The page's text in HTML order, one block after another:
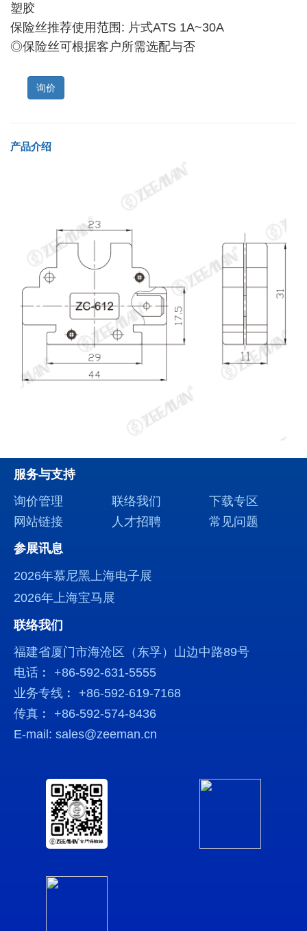
塑胶
保险丝推荐使用范围: 片式ATS 1A~30A
◎保险丝可根据客户所需选配与否
询价
产品介绍
服务与支持
询价管理
联络我们
下载专区
网站链接
人才招聘
常见问题
参展讯息
2026年慕尼黑上海电子展
2026年上海宝马展
联络我们
福建省厦门市海沧区（东孚）山边中路89号
电话︰ +86-592-631-5555
业务专线︰ +86-592-619-7168
传真︰ +86-592-574-8436
E-mail: sales@zeeman.cn